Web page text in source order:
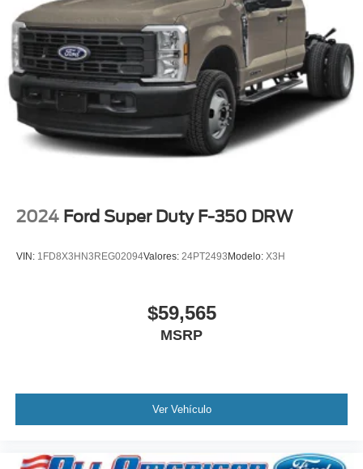
2024 Ford Super Duty F-350 DRW
VIN: 1FD8X3HN3REG02094Valores: 24PT2493 Modelo: X3H
$59,565
MSRP
Ver Vehículo